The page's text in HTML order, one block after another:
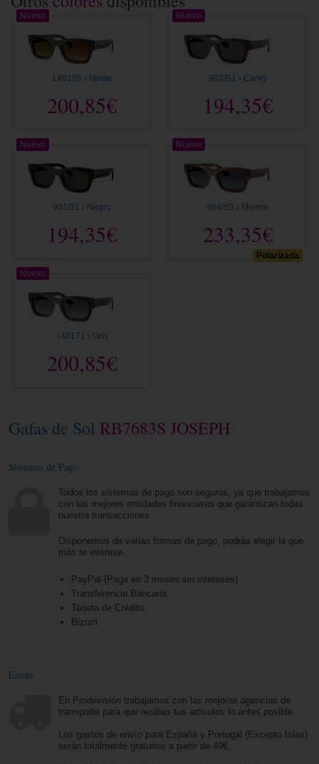
140285 › Verde
200,85€
Nuevo
902/B1 › Carey
194,35€
Nuevo
901/31 › Negro
194,35€
Nuevo
Polarizada
954/S3 › Marrón
233,35€
Nuevo
140171 › Gris
200,85€
Nuevo
Gafas de Sol RB7683S JOSEPH
Sistemas de Pago
Todos los sistemas de pago son seguros, ya que trabajamos
con las mejores entidades financieras que garantizan todas
nuestra transacciones.
Disponemos de varias formas de pago, podrás elegir la que
más te interese.
PayPal (Paga en 3 meses sin intereses)
Transferencia Bancaria
Tarjeta de Crédito
Bizum
Envío
En Prodevisión trabajamos con las mejoras agencias de
transporte para que recibas tus artículos lo antes posible.
Los gastos de envío para España y Portugal (Excepto Islas)
serán totalmente gratuitos a partir de 49€.